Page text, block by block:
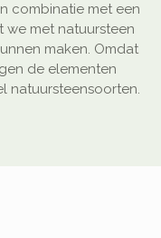
combinatie met een
met natuursteen
maken. Omdat
de elementen
natuursteensoorten.